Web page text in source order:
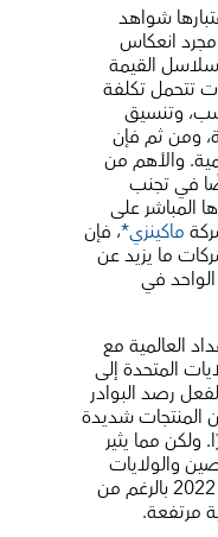
شواهد
انعكاس
سلاسل القيمة
تتحمل تكلفة
وتنسيق
ومن ثم فإن
والأهم من
في تجنب
المباشر على
ماكينزي*، فإن
ما يزيد عن
الواحد في
العالمية مع
المتحدة إلى
رصد البوادر
المنتجات شديدة
ولكن مما يثير
والولايات
المتحدة سجل مستويات قياسية عام 2022 بالرغم من
مرتفعة.